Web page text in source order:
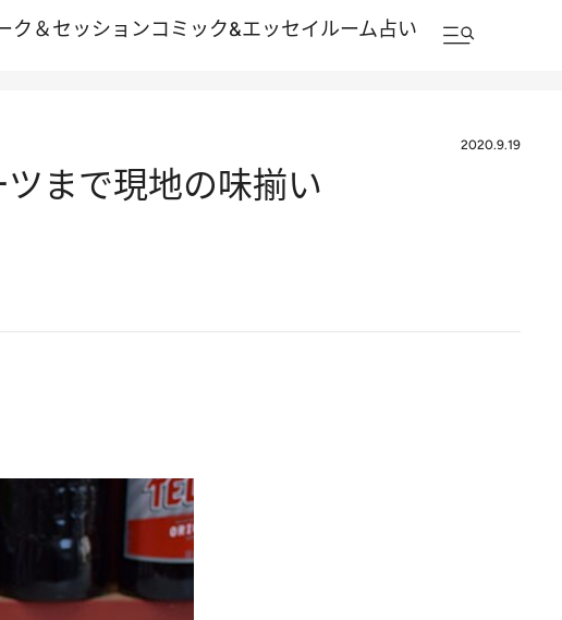
ク＆セッションコミック&エッセイルーム占い
2020.9.19
まで現地の味揃い